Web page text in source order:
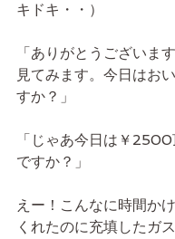
キドキ・・）
「ありがとうございま
見てみます。今日はお
すか？」
「じゃあ今日は￥
ですか？」
えー！こんなに時間か
くれたのに充填したガ